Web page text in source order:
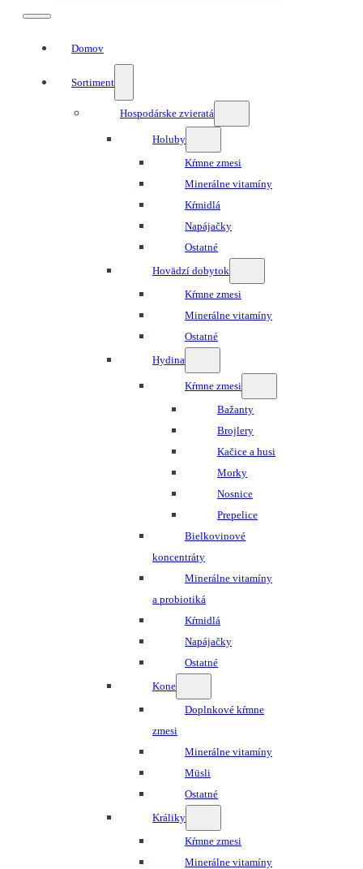
Domov
Sortiment
Hospodárske zvieratá
Holuby
Kŕmne zmesi
Minerálne vitamíny
Kŕmidlá
Napájačky
Ostatné
Hovädzí dobytok
Kŕmne zmesi
Minerálne vitamíny
Ostatné
Hydina
Kŕmne zmesi
Bažanty
Brojlery
Kačice a husi
Morky
Nosnice
Prepelice
Bielkovinové
koncentráty
Minerálne vitamíny
a probiotiká
Kŕmidlá
Napájačky
Ostatné
Kone
Doplnkové kŕmne
zmesi
Minerálne vitamíny
Müsli
Ostatné
Králiky
Kŕmne zmesi
Minerálne vitamíny